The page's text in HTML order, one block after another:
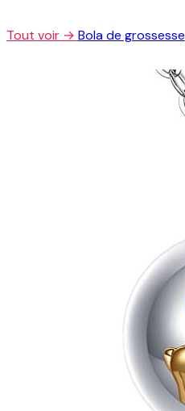
Tout voir → Bola de grossesse